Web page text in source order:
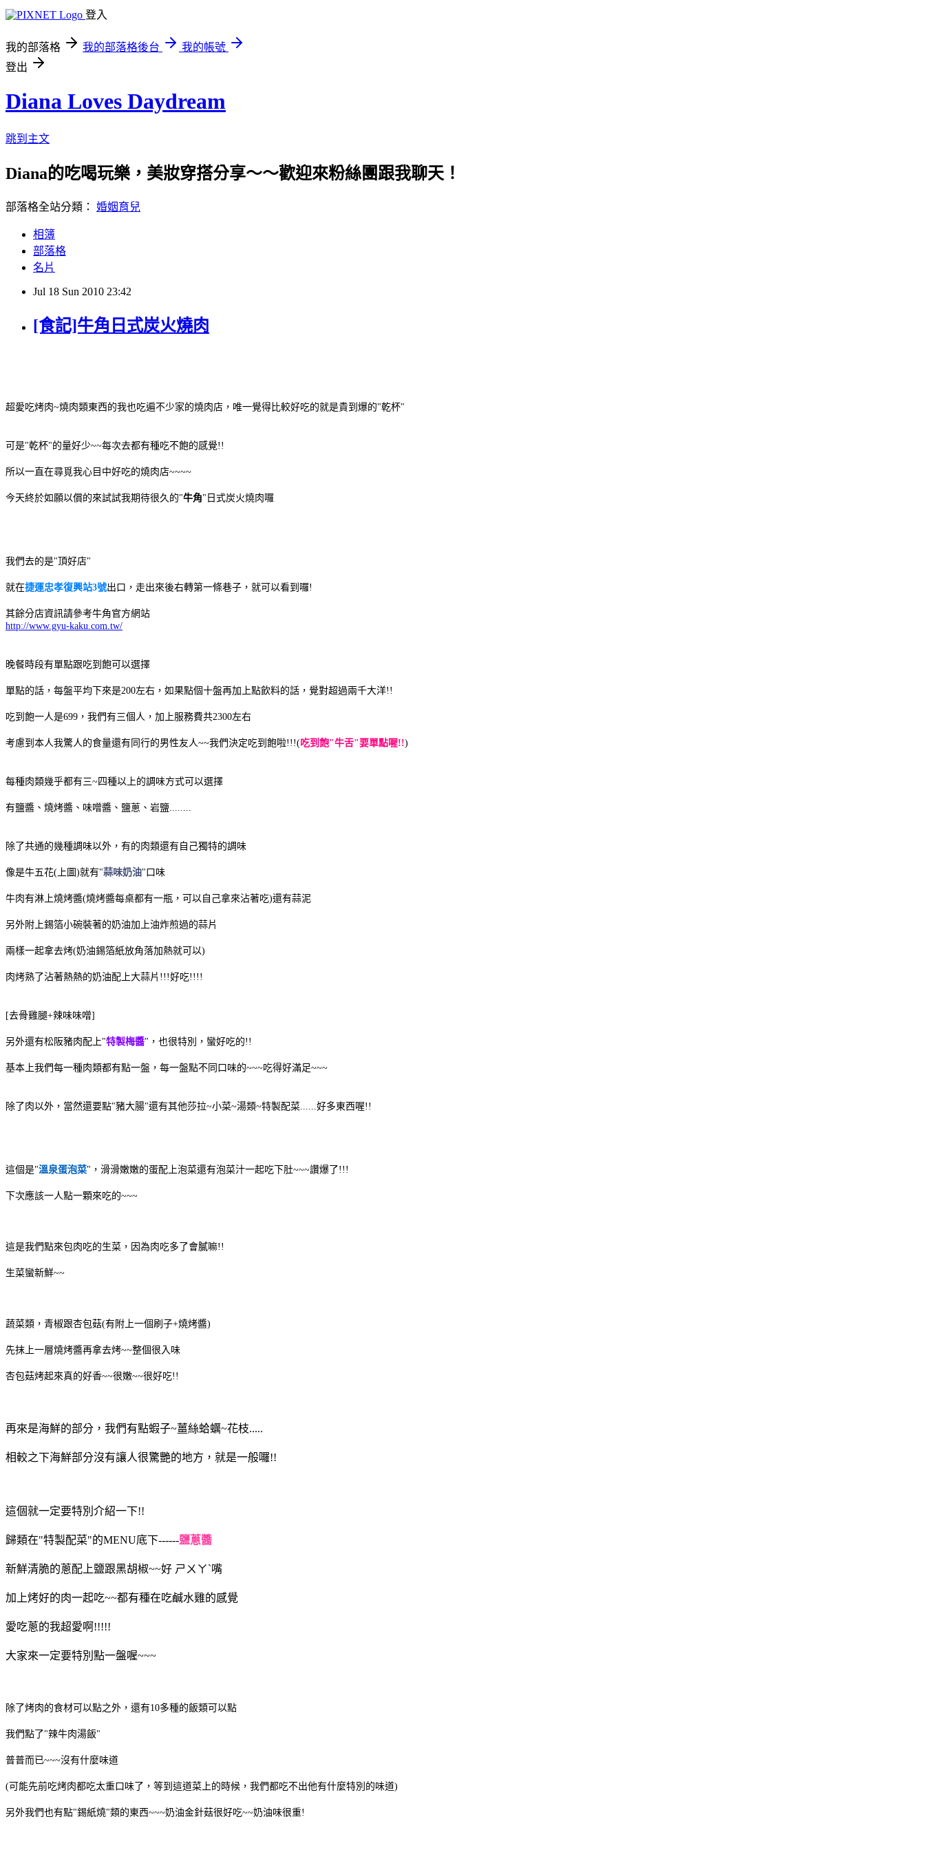
登入
我的部落格 我的部落格後台
我的帳號
登出
Diana Loves Daydream
跳到主文
Diana的吃喝玩樂，美妝穿搭分享～～歡迎來粉絲團跟我聊天！
部落格全站分類： 婚姻育兒
相簿
部落格
名片
Jul 18 Sun 2010 23:42
[食記]牛角日式炭火燒肉
超愛吃烤肉~燒肉類東西的我也吃遍不少家的燒肉店，唯一覺得比較好吃的就是貴到爆的"乾杯"
可是"乾杯"的量好少~~每次去都有種吃不飽的感覺!!
所以一直在尋覓我心目中好吃的燒肉店~~~~
今天終於如願以償的來試試我期待很久的"牛角"日式炭火燒肉囉
我們去的是"頂好店"
就在捷運忠孝復興站3號出口，走出來後右轉第一條巷子，就可以看到囉!
其餘分店資訊請參考牛角官方網站
http://www.gyu-kaku.com.tw/
晚餐時段有單點跟吃到飽可以選擇
單點的話，每盤平均下來是200左右，如果點個十盤再加上點飲料的話，覺對超過兩千大洋!!
吃到飽一人是699，我們有三個人，加上服務費共2300左右
考慮到本人我驚人的食量還有同行的男性友人~~我們決定吃到飽啦!!!(吃到飽"牛舌"要單點喔!!)
每種肉類幾乎都有三~四種以上的調味方式可以選擇
有鹽醬、燒烤醬、味噌醬、鹽蔥、岩鹽........
除了共通的幾種調味以外，有的肉類還有自己獨特的調味
像是牛五花(上圖)就有"蒜味奶油"口味
牛肉有淋上燒烤醬(燒烤醬每桌都有一瓶，可以自己拿來沾著吃)還有蒜泥
另外附上錫箔小碗裝著的奶油加上油炸煎過的蒜片
兩樣一起拿去烤(奶油錫箔紙放角落加熱就可以)
肉烤熟了沾著熱熱的奶油配上大蒜片!!!好吃!!!!
[去骨雞腿+辣味味噌]
另外還有松阪豬肉配上"特製梅醬"，也很特別，蠻好吃的!!
基本上我們每一種肉類都有點一盤，每一盤點不同口味的~~~吃得好滿足~~~
除了肉以外，當然還要點"豬大腸"還有其他莎拉~小菜~湯類~特製配菜......好多東西喔!!
這個是"溫泉蛋泡菜" ，滑滑嫩嫩的蛋配上泡菜還有泡菜汁一起吃下肚~~~讚爆了!!!
下次應該一人點一顆來吃的~~~
這是我們點來包肉吃的生菜，因為肉吃多了會膩嘛!!
生菜蠻新鮮~~
蔬菜類，青椒跟杏包菇(有附上一個刷子+燒烤醬)
先抹上一層燒烤醬再拿去烤~~整個很入味
杏包菇烤起來真的好香~~很嫩~~很好吃!!
再來是海鮮的部分，我們有點蝦子~薑絲蛤蠣~花枝.....
相較之下海鮮部分沒有讓人很驚艷的地方，就是一般囉!!
這個就一定要特別介紹一下!!
歸類在"特製配菜"的MENU底下------鹽蔥醬
新鮮清脆的蔥配上鹽跟黑胡椒~~好 ㄕㄨㄚˋ嘴
加上烤好的肉一起吃~~都有種在吃鹹水雞的感覺
愛吃蔥的我超愛啊!!!!!
大家來一定要特別點一盤喔~~~
除了烤肉的食材可以點之外，還有10多種的飯類可以點
我們點了"辣牛肉湯飯"
普普而已~~~沒有什麼味道
(可能先前吃烤肉都吃太重口味了，等到這道菜上的時候，我們都吃不出他有什麼特別的味道)
另外我們也有點"錫紙燒"類的東西~~~奶油金針菇很好吃~~奶油味很重!